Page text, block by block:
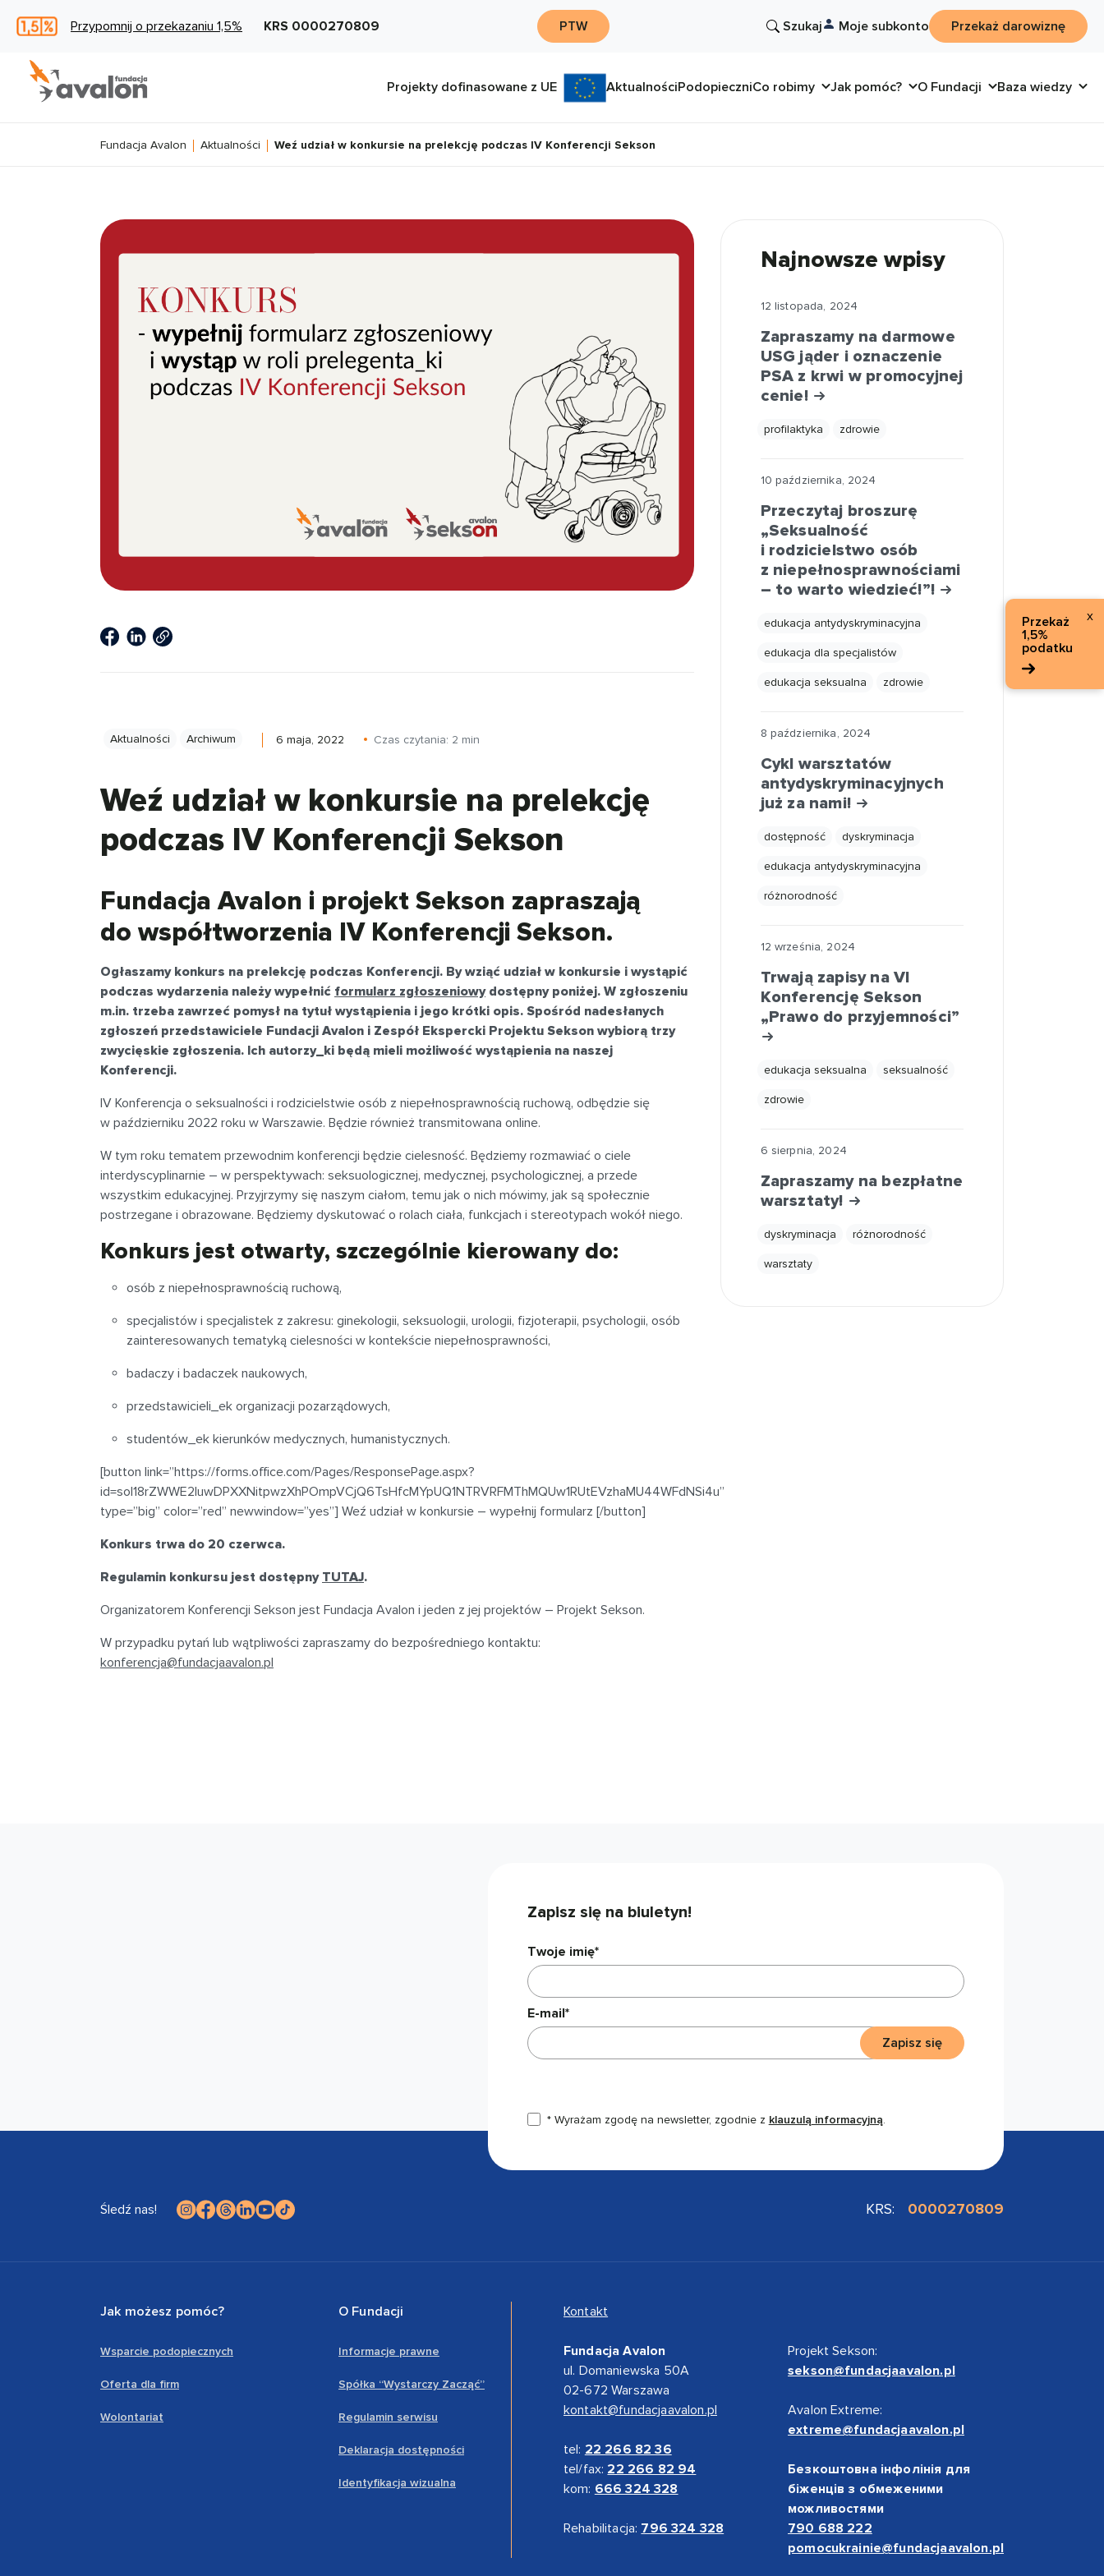
Przekaż
1,5%
podatku
x
Przypomnij o przekazaniu 1,5% KRS 0000270809 PTW Szukaj Moje subkonto Przekaż darowiznę
Projekty dofinasowane z UE AktualnościPodopieczniCo robimy Jak pomóc? O Fundacji Baza wiedzy
Fundacja Avalon Aktualności Weź udział w konkursie na prelekcję podczas IV Konferencji Sekson
Aktualności Archiwum 6 maja, 2022 Czas czytania: 2 min
Weź udział w konkursie na prelekcję
podczas IV Konferencji Sekson
Fundacja Avalon i projekt Sekson zapraszają
do współtworzenia IV Konferencji Sekson.
Ogłaszamy konkurs na prelekcję podczas Konferencji. By wziąć udział w konkursie i wystąpić
podczas wydarzenia należy wypełnić formularz zgłoszeniowydostępny poniżej. W zgłoszeniu
m.in. trzeba zawrzeć pomysł na tytuł wystąpienia i jego krótki opis. Spośród nadesłanych
zgłoszeń przedstawiciele Fundacji Avalon i Zespół Ekspercki Projektu Sekson wybiorą trzy
zwycięskie zgłoszenia. Ich autorzy_ki będą mieli możliwość wystąpienia na naszej
Konferencji.
IV Konferencja o seksualności i rodzicielstwie osób z niepełnosprawnością ruchową, odbędzie się
w październiku 2022 roku w Warszawie. Będzie również transmitowana online.
W tym roku tematem przewodnim konferencji będzie cielesność. Będziemy rozmawiać o ciele
interdyscyplinarnie – w perspektywach: seksuologicznej, medycznej, psychologicznej, a przede
wszystkim edukacyjnej. Przyjrzymy się naszym ciałom, temu jak o nich mówimy, jak są społecznie
postrzegane i obrazowane. Będziemy dyskutować o rolach ciała, funkcjach i stereotypach wokół niego.
Konkurs jest otwarty, szczególnie kierowany do:
osób z niepełnosprawnością ruchową,
specjalistów i specjalistek z zakresu: ginekologii, seksuologii, urologii, fizjoterapii, psychologii, osób
zainteresowanych tematyką cielesności w kontekście niepełnosprawności,
badaczy i badaczek naukowych,
przedstawicieli_ek organizacji pozarządowych,
studentów_ek kierunków medycznych, humanistycznych.
[button link=”https://forms.office.com/Pages/ResponsePage.aspx?
id=soI18rZWWE2luwDPXXNitpwzXhPOmpVCjQ6TsHfcMYpUQ1NTRVRFMThMQUw1RUtEVzhaMU44WFdNSi4u”
type=”big” color=”red” newwindow=”yes”] Weź udział w konkursie – wypełnij formularz [/button]
Konkurs trwa do 20 czerwca.
Regulamin konkursu jest dostępny TUTAJ.
Organizatorem Konferencji Sekson jest Fundacja Avalon i jeden z jej projektów – Projekt Sekson.
W przypadku pytań lub wątpliwości zapraszamy do bezpośredniego kontaktu:
konferencja@fundacjaavalon.pl
Najnowsze wpisy
12 listopada, 2024
Zapraszamy na darmowe
USG jąder i oznaczenie
PSA z krwi w promocyjnej
cenie!
profilaktyka zdrowie
10 października, 2024
Przeczytaj broszurę
„Seksualność
i rodzicielstwo osób
z niepełnosprawnościami
– to warto wiedzieć!”!
edukacja antydyskryminacyjna
edukacja dla specjalistów
edukacja seksualna zdrowie
8 października, 2024
Cykl warsztatów
antydyskryminacyjnych
już za nami!
dostępność dyskryminacja
edukacja antydyskryminacyjna
różnorodność
12 września, 2024
Trwają zapisy na VI
Konferencję Sekson
„Prawo do przyjemności”
edukacja seksualna seksualność
zdrowie
6 sierpnia, 2024
Zapraszamy na bezpłatne
warsztaty!
dyskryminacja różnorodność
warsztaty
Zapisz się na biuletyn!
Twoje imię*
E-mail*
* Wyrażam zgodę na newsletter, zgodnie z klauzulą informacyjną.
Zapisz się
KRS: 0000270809
Śledź nas!
Jak możesz pomóc?
Wsparcie podopiecznych
Oferta dla firm
Wolontariat
O Fundacji
Informacje prawne
Spółka “Wystarczy Zacząć”
Regulamin serwisu
Deklaracja dostępności
Identyfikacja wizualna
Kontakt
Fundacja Avalon
ul. Domaniewska 50A
02-672 Warszawa
kontakt@fundacjaavalon.pl
tel: 22 266 82 36
tel/fax: 22 266 82 94
kom: 666 324 328
Rehabilitacja: 796 324 328
Projekt Sekson:
sekson@fundacjaavalon.pl
Avalon Extreme:
extreme@fundacjaavalon.pl
Безкоштовна інфолінія для
біженців з обмеженими
можливостями
790 688 222
pomocukrainie@fundacjaavalon.pl